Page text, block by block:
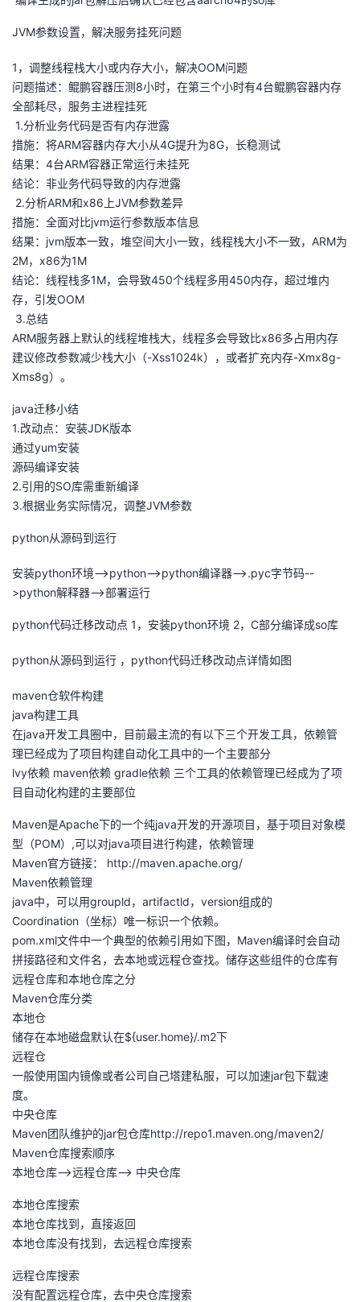
JVM参数设置，解决服务挂死问题
1，调整线程栈大小或内存大小，解决OOM问题
问题描述：鲲鹏容器压测8小时，在第三个小时有4台鲲鹏容器内存
全部耗尽，服务主进程挂死
1.分析业务代码是否有内存泄露
措施：将ARM容器内存大小从4G提升为8G，长稳测试
结果：4台ARM容器正常运行未挂死
结论：非业务代码导致的内存泄露
2.分析ARM和x86上JVM参数差异
措施：全面对比jvm运行参数版本信息
结果：jvm版本一致，堆空间大小一致，线程栈大小不一致，ARM为
2M，x86为1M
结论：线程栈多1M，会导致450个线程多用450内存，超过堆内
存，引发OOM
3.总结
ARM服务器上默认的线程堆栈大，线程多会导致比x86多占用内存
建议修改参数减少栈大小（-Xss1024k），或者扩充内存-Xmx8g-
Xms8g）。
java迁移小结
1.改动点：安装JDK版本
通过yum安装
源码编译安装
2.引用的SO库需重新编译
3.根据业务实际情况，调整JVM参数
python从源码到运行
安装python环境-->python-->python编译器-->.pyc字节码--
>python解释器-->部署运行
python代码迁移改动点 1，安装python环境 2，C部分编译成so库
python从源码到运行 ，python代码迁移改动点详情如图
maven仓软件构建
java构建工具
在java开发工具圈中，目前最主流的有以下三个开发工具，依赖管
理已经成为了项目构建自动化工具中的一个主要部分
lvy依赖 maven依赖 gradle依赖 三个工具的依赖管理已经成为了项
目自动化构建的主要部位
Maven是Apache下的一个纯java开发的开源项目，基于项目对象模
型（POM）,可以对java项目进行构建，依赖管理
Maven官方链接： http://maven.apache.org/
Maven依赖管理
java中，可以用groupld，artifactld，version组成的
Coordination（坐标）唯一标识一个依赖。
pom.xml文件中一个典型的依赖引用如下图，Maven编译时会自动
拼接路径和文件名，去本地或远程仓查找。储存这些组件的仓库有
远程仓库和本地仓库之分
Maven仓库分类
本地仓
储存在本地磁盘默认在${user.home}/.m2下
远程仓
一般使用国内镜像或者公司自己塔建私服，可以加速jar包下载速
度。
中央仓库
Maven团队维护的jar包仓库http://repo1.maven.ong/maven2/
Maven仓库搜索顺序
本地仓库-->远程仓库--> 中央仓库
本地仓库搜索
本地仓库找到，直接返回
本地仓库没有找到，去远程仓库搜索
远程仓库搜索
没有配置远程仓库，去中央仓库搜索